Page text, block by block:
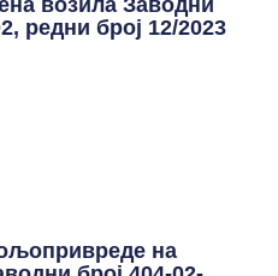
возила Заводни
редни број 12/2023
на